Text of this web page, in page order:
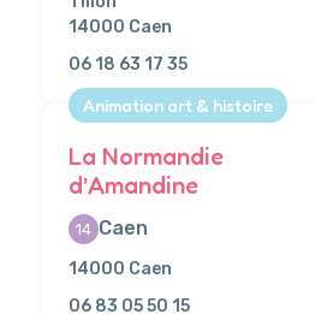
14000 Caen
06 18 63 17 35
Animation art & histoire
La Normandie
d’Amandine
14 Caen
14000 Caen
06 83 05 50 15